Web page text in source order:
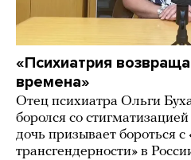
«Психиатрия
времена»
Отец психиатра Ольги
боролся со
дочь призывает бороться
трансгендерности» в